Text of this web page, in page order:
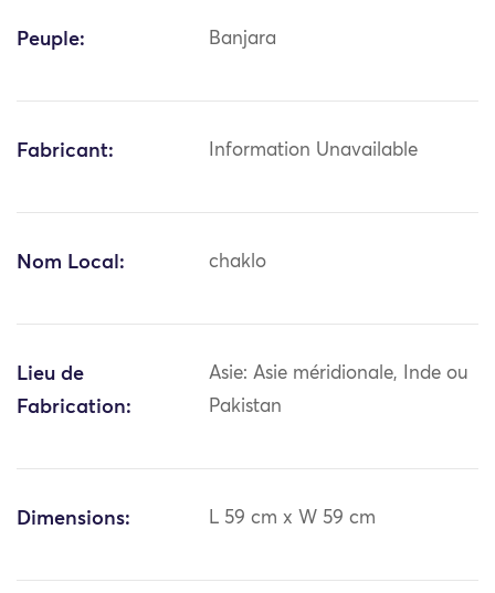
Peuple: Banjara
Fabricant: Information Unavailable
Nom Local: chaklo
Lieu de
Fabrication:
Asie: Asie méridionale, Inde ou
Pakistan
Dimensions: L 59 cm x W 59 cm